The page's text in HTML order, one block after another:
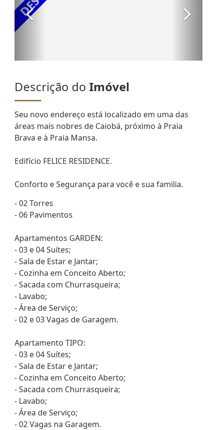
Descrição do Imóvel
Seu novo endereço está localizado em uma das
áreas mais nobres de Caiobá, próximo à Praia
Brava e à Praia Mansa.
Edifício FELICE RESIDENCE.
Conforto e Segurança para você e sua familia.
- 02 Torres
- 06 Pavimentos
Apartamentos GARDEN:
- 03 e 04 Suítes;
- Sala de Estar e Jantar;
- Cozinha em Conceito Aberto;
- Sacada com Churrasqueira;
- Lavabo;
- Área de Serviço;
- 02 e 03 Vagas de Garagem.
Apartamento TIPO:
- 03 e 04 Suítes;
- Sala de Estar e Jantar;
- Cozinha em Conceito Aberto;
- Sacada com Churrasqueira;
- Lavabo;
- Área de Serviço;
- 02 Vagas na Garagem.